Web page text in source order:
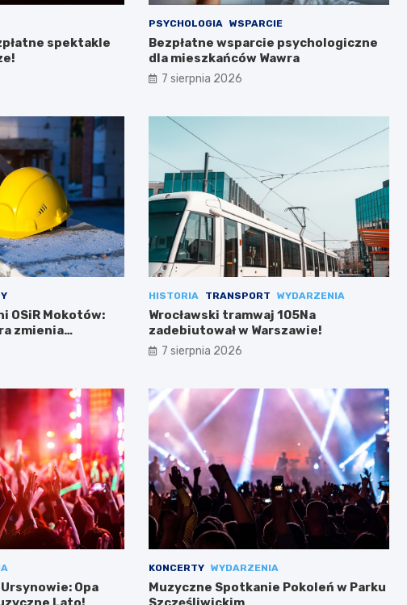
spektakle
PSYCHOLOGIA WSPARCIE
Bezpłatne wsparcie psychologiczne
dla mieszkańców Wawra
7 sierpnia 2026
OSiR Mokotów:
zmienia
HISTORIA TRANSPORT WYDARZENIA
Wrocławski tramwaj 105Na
zadebiutował w Warszawie!
7 sierpnia 2026
Opa
KONCERTY WYDARZENIA
Muzyczne Spotkanie Pokoleń w Parku